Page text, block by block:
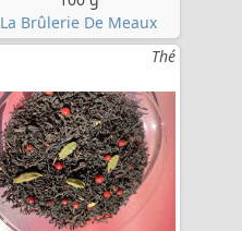
La Brûlerie De Meaux
Thé